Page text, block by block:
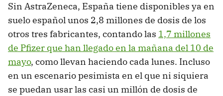
Sin AstraZeneca, España tiene disponibles ya en
suelo español unos 2,8 millones de dosis de los
otros tres fabricantes, contando las 1,7 millones
de Pfizer que han llegado en la mañana del 10 de
mayo, como llevan haciendo cada lunes. Incluso
en un escenario pesimista en el que ni siquiera
se puedan usar las casi un millón de dosis de